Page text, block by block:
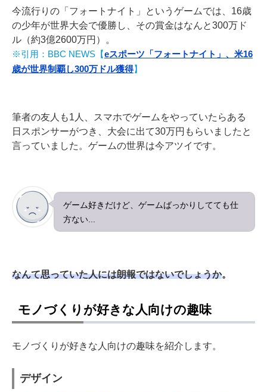
今流行りの「フォートナイト」というゲームでは、16歳
の少年が世界大会で優勝し、その賞金はなんと300万ド
ル（約3億2600万円）。
※引用：BBC NEWS【 eスポーツ「フォートナイト」、米16
歳が世界制覇し300万ドル獲得 】
筆者の友人も1人、スマホでゲームをやっていたらある
日スポンサーがつき、大会に出て30万円もらいましたと
言っていました。ゲームの世界は今アツイです。
ゲーム好きだけど、ゲームばっかりしてても仕
方ない...
なんて思っていた人には朗報ではないでしょうか。
モノづくりが好きな人向けの趣味
モノづくりが好きな人向けの趣味を紹介します。
デザイン